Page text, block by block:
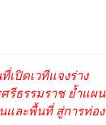
เปิดเวทีแจงร่าง
รีธรรมราช ย้ำแผน
และพื้นที่ สู่การท่อง